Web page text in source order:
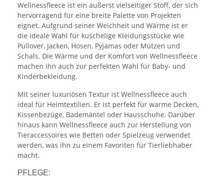
Wellnessfleece ist ein äußerst vielseitiger Stoff, der sich
hervorragend für eine breite Palette von Projekten
eignet. Aufgrund seiner Weichheit und Wärme ist er
die ideale Wahl für kuschelige Kleidungsstücke wie
Pullover, Jacken, Hosen, Pyjamas oder Mützen und
Schals. Die Wärme und der Komfort von Wellnessfleece
machen ihn auch zur perfekten Wahl für Baby- und
Kinderbekleidung.
Mit seiner luxuriösen Textur ist Wellnessfleece auch
ideal für Heimtextilien. Er ist perfekt für warme Decken,
Kissenbezüge, Bademäntel oder Hausschuhe. Darüber
hinaus kann Wellnessfleece auch zur Herstellung von
Tieraccessoires wie Betten oder Spielzeug verwendet
werden, was ihn zu einem Favoriten für Tierliebhaber
macht.
PFLEGE: